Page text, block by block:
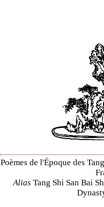
Poèmes de l'Époque des
Alias Tang Shi San Bai